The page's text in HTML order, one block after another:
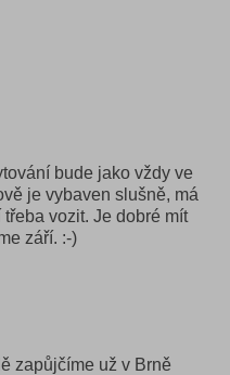
bude jako vždy ve
je vybaven slušně, má
vozit. Je dobré mít
září. :-)
zapůjčíme už v Brně